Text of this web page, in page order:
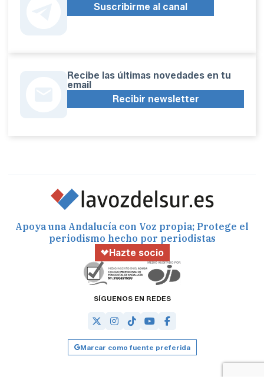
Suscribirme al canal
Recibe las últimas novedades en tu
email
Recibir newsletter
Apoya una Andalucía con Voz propia; Protege el
periodismo hecho por periodistas
Hazte socio
SÍGUENOS EN REDES
Marcar como fuente preferida